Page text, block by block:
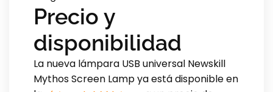
Precio y
disponibilidad
La nueva lámpara USB universal Newskill
Mythos Screen Lamp ya está disponible en